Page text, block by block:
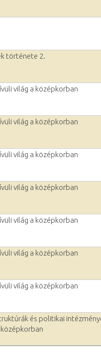
története 2.
világ a középkorban
világ a középkorban
világ a középkorban
világ a középkorban
világ a középkorban
világ a középkorban
világ a középkorban
és politikai